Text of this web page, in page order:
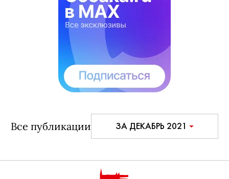
Для вечера программа «Вечерний Ургант»
подготовила специальный выпуск «Вечерний
Дата публикации: 25 декабря, 2021